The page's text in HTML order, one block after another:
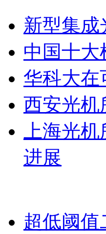
新型集
中国十大
华科大在
西安光机
上海光
进展
超低阈